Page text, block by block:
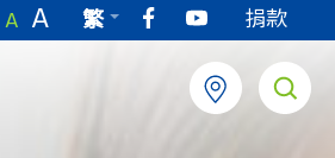
A A
繁
捐款